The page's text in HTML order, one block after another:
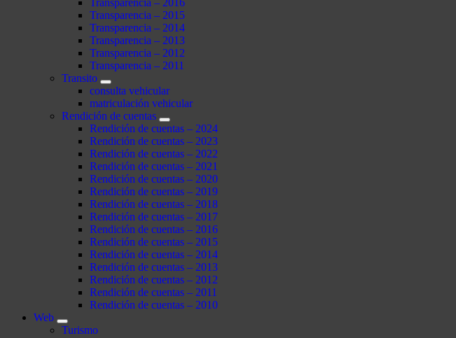
Transparencia – 2016
Transparencia – 2015
Transparencia – 2014
Transparencia – 2013
Transparencia – 2012
Transparencia – 2011
Transito
consulta vehicular
matriculación vehicular
Rendición de cuentas
Rendición de cuentas – 2024
Rendición de cuentas – 2023
Rendición de cuentas – 2022
Rendición de cuentas – 2021
Rendición de cuentas – 2020
Rendición de cuentas – 2019
Rendición de cuentas – 2018
Rendición de cuentas – 2017
Rendición de cuentas – 2016
Rendición de cuentas – 2015
Rendición de cuentas – 2014
Rendición de cuentas – 2013
Rendición de cuentas – 2012
Rendición de cuentas – 2011
Rendición de cuentas – 2010
Web
Turismo